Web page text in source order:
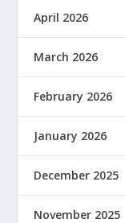
April 2026
March 2026
February 2026
January 2026
December 2025
November 2025